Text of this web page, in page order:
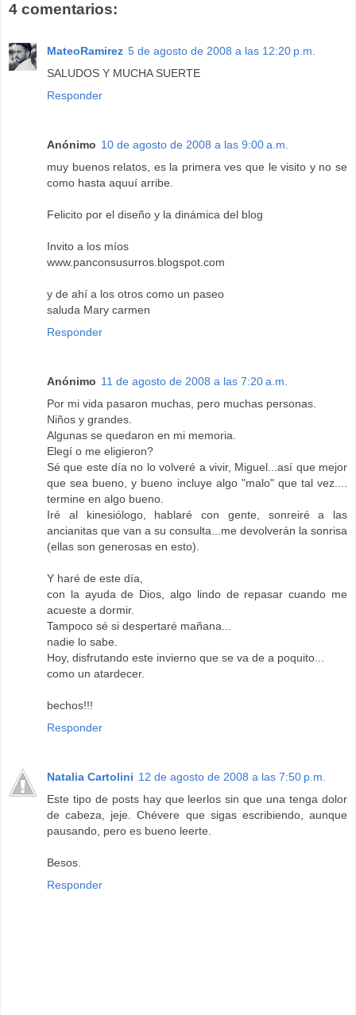
4 comentarios:
MateoRamirez 5 de agosto de 2008 a las 12:20 p.m.
SALUDOS Y MUCHA SUERTE
Responder
Anónimo 10 de agosto de 2008 a las 9:00 a.m.
muy buenos relatos, es la primera ves que le visito y no se
como hasta aquuí arribe.
Felicito por el diseño y la dinámica del blog
Invito a los míos
www.panconsusurros.blogspot.com
y de ahí a los otros como un paseo
saluda Mary carmen
Responder
Anónimo 11 de agosto de 2008 a las 7:20 a.m.
Por mi vida pasaron muchas, pero muchas personas.
Niños y grandes.
Algunas se quedaron en mi memoria.
Elegí o me eligieron?
Sé que este día no lo volveré a vivir, Miguel...así que mejor
que sea bueno, y bueno incluye algo "malo" que tal vez....
termine en algo bueno.
Iré al kinesiólogo, hablaré con gente, sonreiré a las
ancianitas que van a su consulta...me devolverán la sonrisa
(ellas son generosas en esto).
Y haré de este día,
con la ayuda de Dios, algo lindo de repasar cuando me
acueste a dormir.
Tampoco sé si despertaré mañana...
nadie lo sabe.
Hoy, disfrutando este invierno que se va de a poquito...
como un atardecer.
bechos!!!
Responder
Natalia Cartolini 12 de agosto de 2008 a las 7:50 p.m.
Este tipo de posts hay que leerlos sin que una tenga dolor
de cabeza, jeje. Chévere que sigas escribiendo, aunque
pausando, pero es bueno leerte.
Besos.
Responder